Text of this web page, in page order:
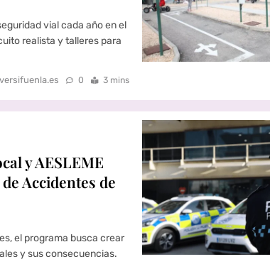
vial cada año en el
realista y talleres para
0 3 mins
y AESLEME
Accidentes de
el programa busca crear
y sus consecuencias.